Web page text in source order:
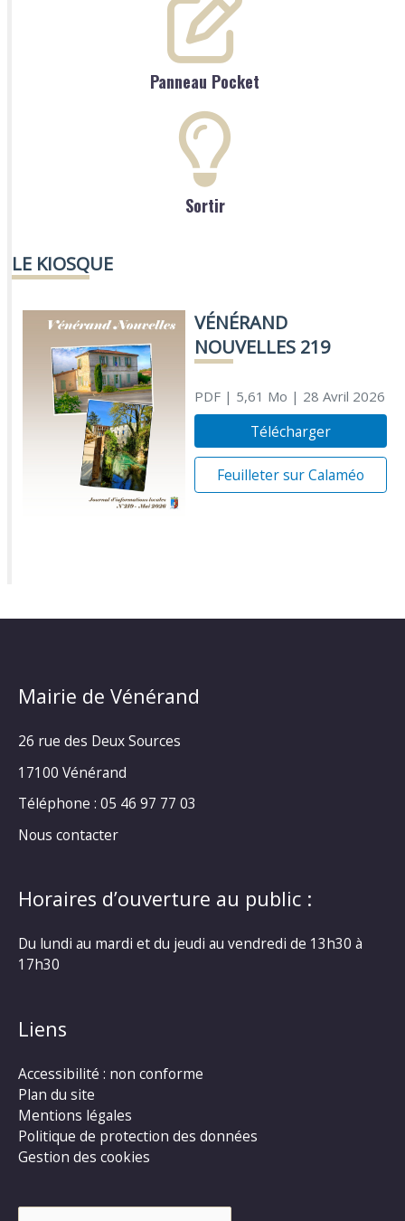
Panneau Pocket
Sortir
LE KIOSQUE
VÉNÉRAND
NOUVELLES 219
PDF| 5,61 Mo | 28 Avril 2026
Télécharger
Feuilleter sur Calaméo
Mairie de Vénérand
26 rue des Deux Sources
17100 Vénérand
Téléphone : 05 46 97 77 03
Nous contacter
Horaires d’ouverture au public :
Du lundi au mardi et du jeudi au vendredi de 13h30 à
17h30
Liens
Accessibilité : non conforme
Plan du site
Mentions légales
Politique de protection des données
Gestion des cookies